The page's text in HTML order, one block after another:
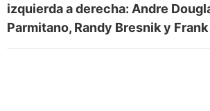
izquierda a derecha: Andre
Parmitano, Randy Bresnik y